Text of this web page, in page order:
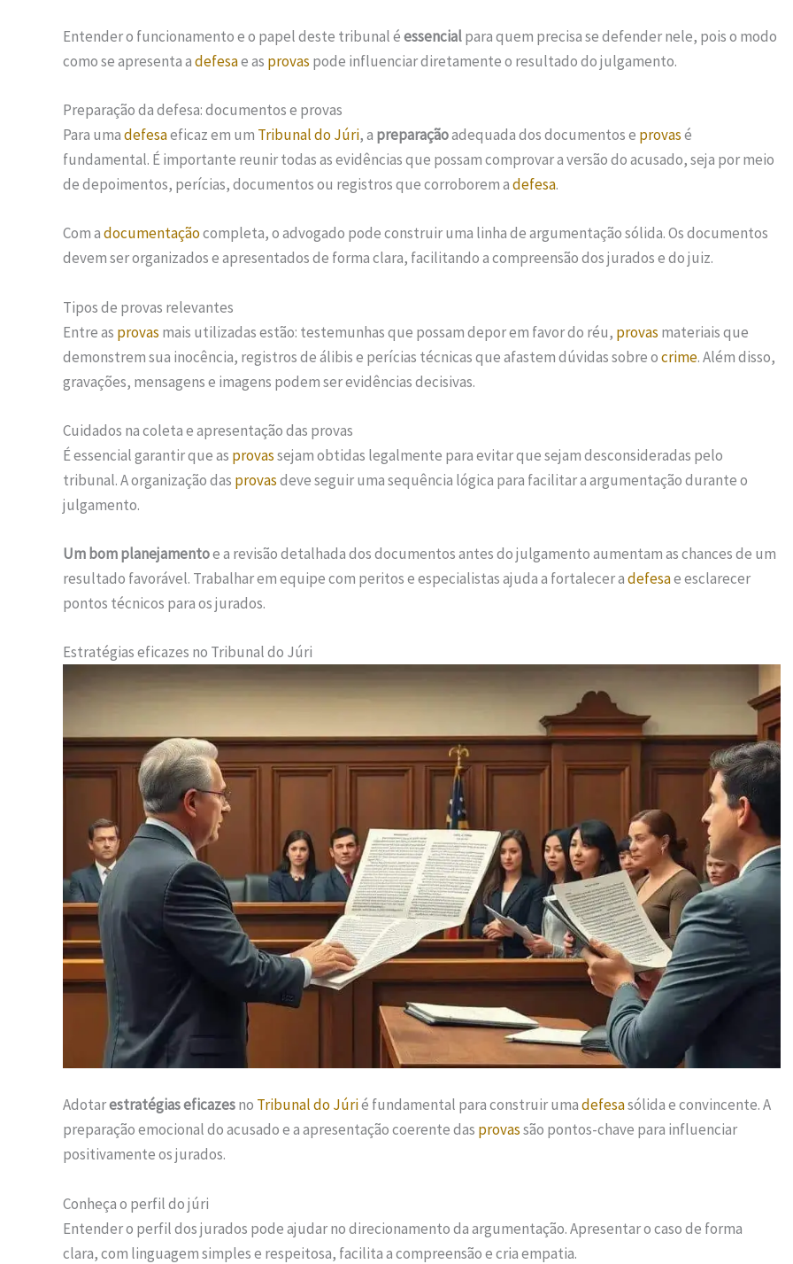
Entender o funcionamento e o papel deste tribunal éessencialpara quem precisa se defender nele, pois o modo
como se apresenta adefesae as provas pode influenciar diretamente o resultado do julgamento.
Preparação da defesa: documentos e provas
Para umadefesaeficaz em um Tribunal do Júri, a preparaçãoadequada dos documentos e provasé
fundamental. É importante reunir todas as evidências que possam comprovar a versão do acusado, seja por meio
de depoimentos, perícias, documentos ou registros que corroborem adefesa.
Com adocumentaçãocompleta, o advogado pode construir uma linha de argumentação sólida. Os documentos
devem ser organizados e apresentados de forma clara, facilitando a compreensão dos jurados e do juiz.
Tipos de provas relevantes
Entre as provas mais utilizadas estão: testemunhas que possam depor em favor do réu, provas materiais que
demonstrem sua inocência, registros de álibis e perícias técnicas que afastem dúvidas sobre ocrime. Além disso,
gravações, mensagens e imagens podem ser evidências decisivas.
Cuidados na coleta e apresentação das provas
É essencial garantir que as provassejam obtidas legalmente para evitar que sejam desconsideradas pelo
tribunal. A organização das provasdeve seguir uma sequência lógica para facilitar a argumentação durante o
julgamento.
Um bom planejamentoe a revisão detalhada dos documentos antes do julgamento aumentam as chances de um
resultado favorável. Trabalhar em equipe com peritos e especialistas ajuda a fortalecer adefesae esclarecer
pontos técnicos para os jurados.
Estratégias eficazes no Tribunal do Júri
Adotarestratégias eficazesno Tribunal do Júrié fundamental para construir umadefesasólida e convincente. A
preparação emocional do acusado e a apresentação coerente das provassão pontos-chave para influenciar
positivamente os jurados.
Conheça o perfil do júri
Entender o perfil dos jurados pode ajudar no direcionamento da argumentação. Apresentar o caso de forma
clara, com linguagem simples e respeitosa, facilita a compreensão e cria empatia.